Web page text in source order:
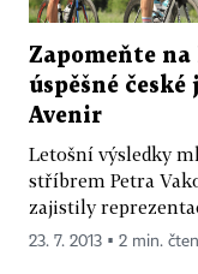
Zapomeňte na
úspěšné
Avenir
Letošní výsledky
stříbrem Petra
zajistily
23. 7. 2013 ▪ 2 min.